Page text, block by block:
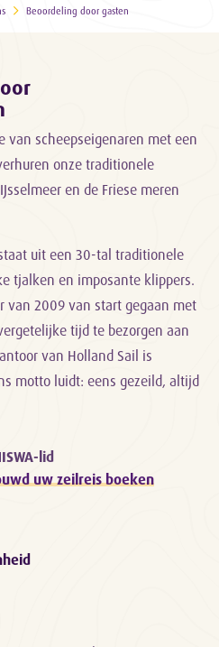
Beoordeling door gasten
van scheepseigenaren met een
onze traditionele
en de Friese meren
uit een 30-tal traditionele
tjalken en imposante klippers.
van 2009 van start gegaan met
tijd te bezorgen aan
van Holland Sail is
motto luidt: eens gezeild, altijd
lid
uw zeilreis boeken